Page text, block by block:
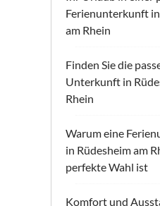
Ferienunterkunft
am Rhein
Finden Sie die
Unterkunft in
Rhein
Warum eine
in Rüdesheim am
perfekte Wahl ist
Komfort und